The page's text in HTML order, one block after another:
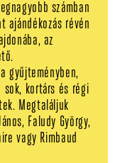
számban
ajándékozás révén
az
gyűjteményben,
kortárs és régi
Megtaláljuk
Faludy György,
vagy Rimbaud